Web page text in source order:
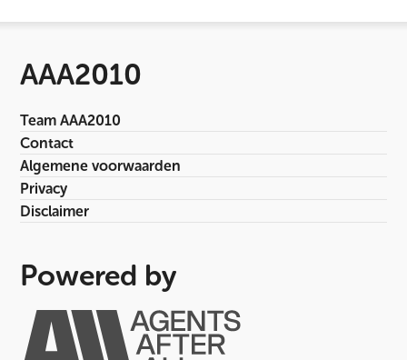
AAA2010
Team AAA2010
Contact
Algemene voorwaarden
Privacy
Disclaimer
Powered by